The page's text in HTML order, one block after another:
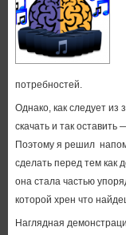
потребностей.
Однако, как следует из
скачать и так
Поэтому я решил
сделать перед тем как
она стала частью
которой хрен что
Наглядная